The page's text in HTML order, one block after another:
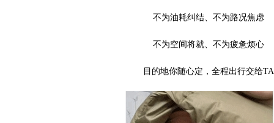
不为油耗纠结、不为路况焦虑
不为空间将就、不为疲惫烦心
目的地你随心定，全程出行交给TA